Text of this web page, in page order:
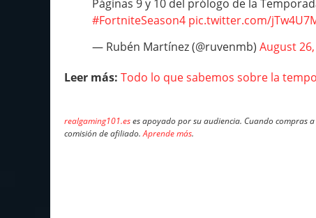
Páginas 9 y 10 del prólogo de la
#FortniteSeason4 pic.twitter.com/
— Rubén Martínez (@ruvenmb) August
Leer más: Todo lo que sabemos sobre la
realgaming101.eses apoyado por su audiencia. Cuando compras
comisión de afiliado.Aprende más.